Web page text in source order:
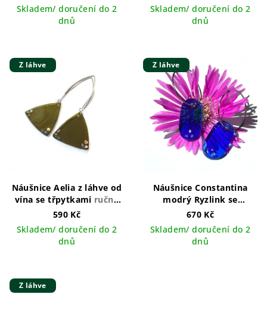
Skladem/ doručení do 2
dnů
Skladem/ doručení do 2
dnů
Z láhve
Náušnice Aelia z láhve od
vína se třpytkami ručně
vyráběný šperk v ČR
590 Kč
Skladem/ doručení do 2
dnů
Z láhve
Náušnice Constantina
modrý Ryzlink se
třpytkami
670 Kč
Skladem/ doručení do 2
dnů
Z láhve